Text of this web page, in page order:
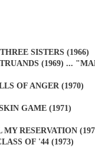
SISTERS (1966)
(1969) ...
OF ANGER (1970)
GAME (1971)
MY RESERVATION
OF '44 (1973)